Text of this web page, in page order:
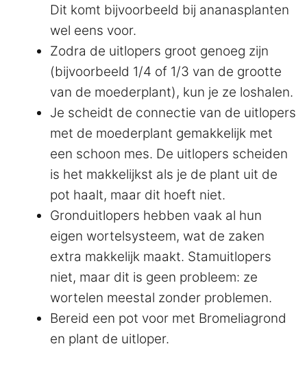
Dit komt bijvoorbeeld bij ananasplanten
wel eens voor.
Zodra de uitlopers groot genoeg zijn
(bijvoorbeeld 1/4 of 1/3 van de grootte
van de moederplant), kun je ze loshalen.
Je scheidt de connectie van de uitlopers
met de moederplant gemakkelijk met
een schoon mes. De uitlopers scheiden
is het makkelijkst als je de plant uit de
pot haalt, maar dit hoeft niet.
Gronduitlopers hebben vaak al hun
eigen wortelsysteem, wat de zaken
extra makkelijk maakt. Stamuitlopers
niet, maar dit is geen probleem: ze
wortelen meestal zonder problemen.
Bereid een pot voor met Bromeliagrond
en plant de uitloper.